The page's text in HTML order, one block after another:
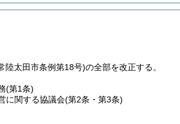
太田市条例第18号)の全部を改正する。
(第1条)
に関する協議会(第2条・第3条)